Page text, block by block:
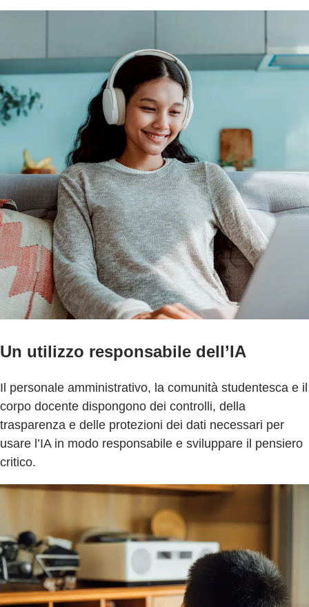
Un utilizzo responsabile dell’IA
Il personale amministrativo, la comunità studentesca e il
corpo docente dispongono dei controlli, della
trasparenza e delle protezioni dei dati necessari per
usare l’IA in modo responsabile e sviluppare il pensiero
critico.